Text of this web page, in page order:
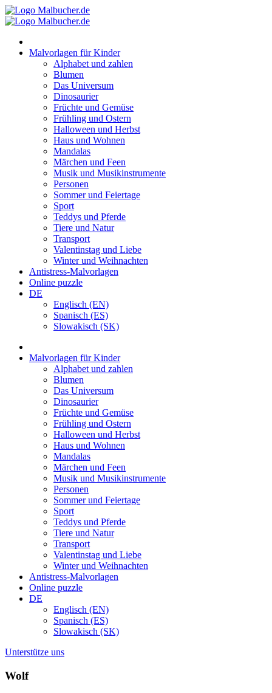
Zum
Inhalt
Malvorlagen für Kinder
Alphabet und zahlen
Blumen
Das Universum
Dinosaurier
Früchte und Gemüse
Frühling und Ostern
Halloween und Herbst
Haus und Wohnen
Mandalas
Märchen und Feen
Musik und Musikinstrumente
Personen
Sommer und Feiertage
Sport
Teddys und Pferde
Tiere und Natur
Transport
Valentinstag und Liebe
Winter und Weihnachten
Antistress-Malvorlagen
Online puzzle
DE
Englisch (EN)
Spanisch (ES)
Slowakisch (SK)
Malvorlagen für Kinder
Alphabet und zahlen
Blumen
Das Universum
Dinosaurier
Früchte und Gemüse
Frühling und Ostern
Halloween und Herbst
Haus und Wohnen
Mandalas
Märchen und Feen
Musik und Musikinstrumente
Personen
Sommer und Feiertage
Sport
Teddys und Pferde
Tiere und Natur
Transport
Valentinstag und Liebe
Winter und Weihnachten
Antistress-Malvorlagen
Online puzzle
DE
Englisch (EN)
Spanisch (ES)
Slowakisch (SK)
Unterstütze uns
Wolf